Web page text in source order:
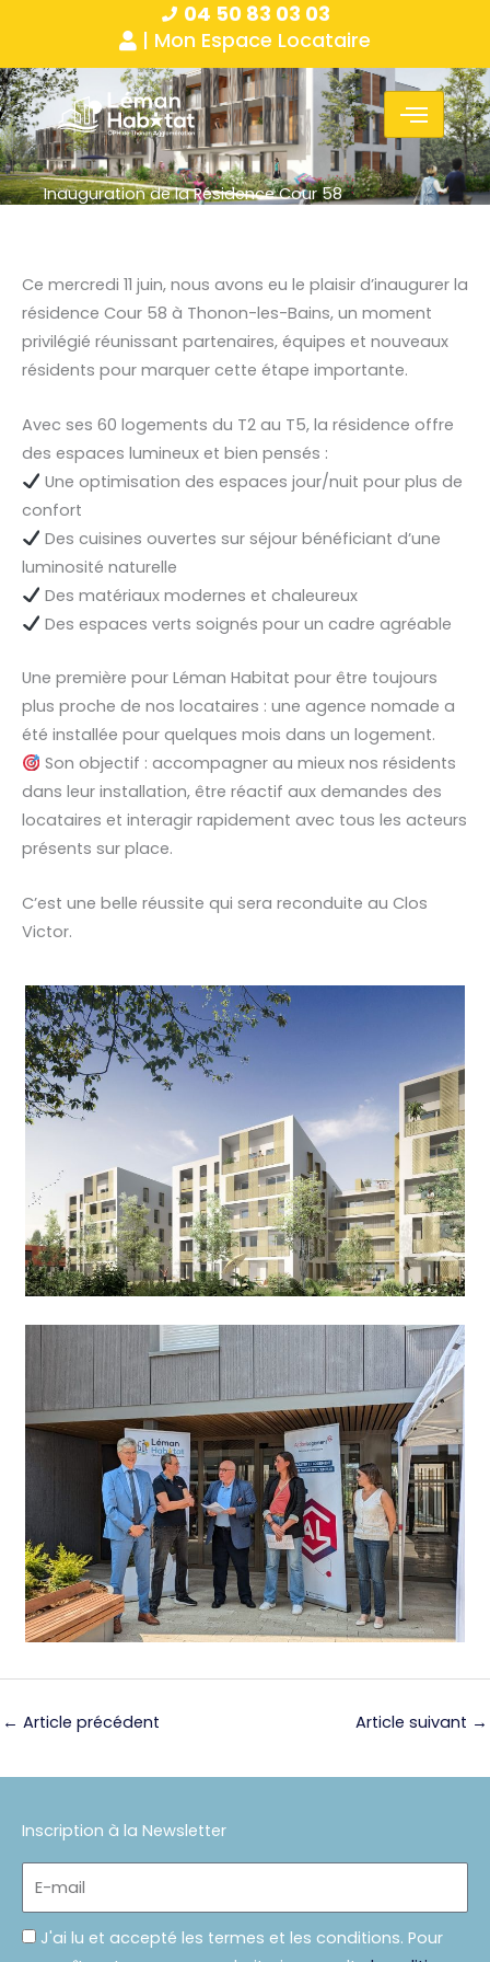
Panneau de gestion des cookies
contenu
04 50 83 03 03
| Mon Espace Locataire
Inauguration de la Résidence Cour 58
Ce mercredi 11 juin, nous avons eu le plaisir d’inaugurer la
résidence Cour 58 à Thonon-les-Bains, un moment
privilégié réunissant partenaires, équipes et nouveaux
résidents pour marquer cette étape importante.
Avec ses 60 logements du T2 au T5, la résidence offre
des espaces lumineux et bien pensés :
Une optimisation des espaces jour/nuit pour plus de
confort
Des cuisines ouvertes sur séjour bénéficiant d’une
luminosité naturelle
Des matériaux modernes et chaleureux
Des espaces verts soignés pour un cadre agréable
Une première pour Léman Habitat pour être toujours
plus proche de nos locataires : une agence nomade a
été installée pour quelques mois dans un logement.
Son objectif : accompagner au mieux nos résidents
dans leur installation, être réactif aux demandes des
locataires et interagir rapidement avec tous les acteurs
présents sur place.
C’est une belle réussite qui sera reconduite au Clos
Victor.
← Article précédent Article suivant →
Inscription à la Newsletter
Politique
J'ai lu et accepté les termes et les conditions. Pour